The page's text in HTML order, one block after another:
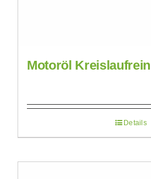
Motoröl
Details